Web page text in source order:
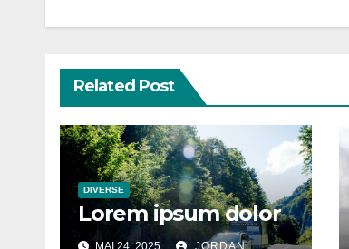
Related Post
DIVERSE
Lorem ipsum dolor